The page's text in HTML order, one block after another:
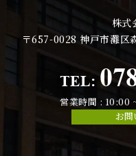
株式
〒657-0028神戸市灘区
TEL:
営業時間 : 10:00
お問